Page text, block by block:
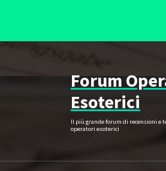
contenuto
Forum
Esoterici
Il più grande forum di recensioni e
operatori esoterici